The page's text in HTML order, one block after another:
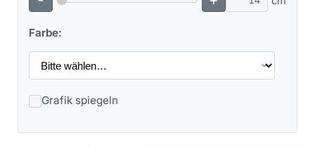
Farbe:
Grafik spiegeln